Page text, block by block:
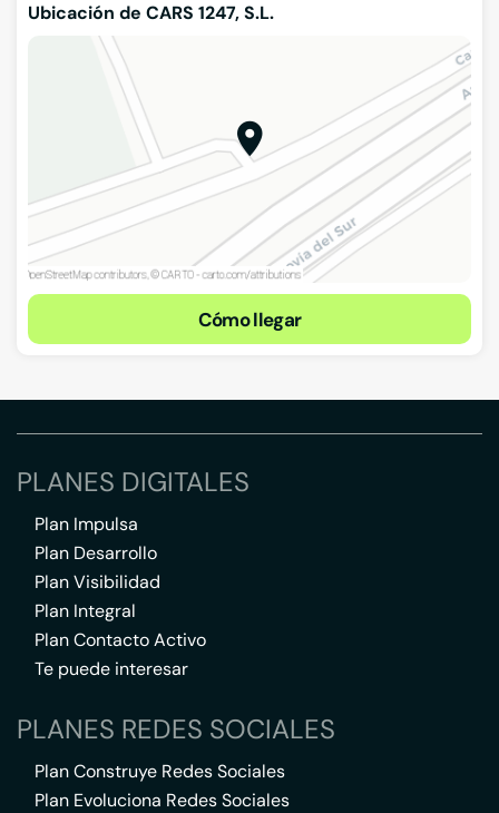
Ubicación de CARS 1247, S.L.
Cómo llegar
PLANES DIGITALES
Plan Impulsa
Plan Desarrollo
Plan Visibilidad
Plan Integral
Plan Contacto Activo
Te puede interesar
PLANES REDES SOCIALES
Plan Construye Redes Sociales
Plan Evoluciona Redes Sociales